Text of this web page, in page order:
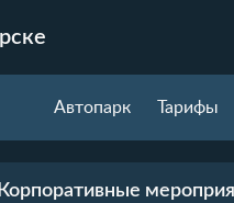
Автопарк Тарифы
Корпоративные